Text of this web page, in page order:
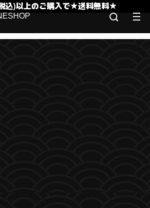
込)以上のご購入で★送料無料★